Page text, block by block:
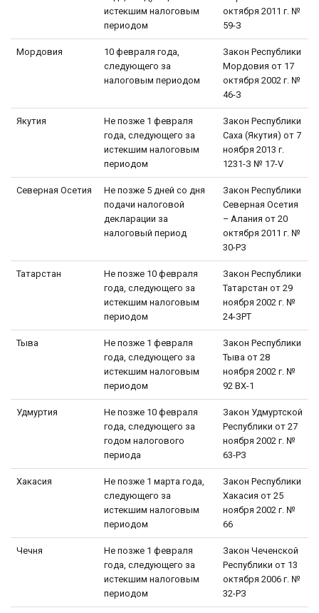
истекшим налоговым
периодом
октября 2011 г. №
59-З
Мордовия
10 февраля года,
следующего за
налоговым периодом
Закон Республики
Мордовия от 17
октября 2002 г. №
46-З
Якутия
Не позже 1 февраля
года, следующего за
истекшим налоговым
периодом
Закон Республики
Саха (Якутия) от 7
ноября 2013 г.
1231-З № 17-V
Северная Осетия
Не позже 5 дней со дня
подачи налоговой
декларации за
налоговый период
Закон Республики
Северная Осетия
– Алания от 20
октября 2011 г. №
30-РЗ
Татарстан
Не позже 10 февраля
года, следующего за
истекшим налоговым
периодом
Закон Республики
Татарстан от 29
ноября 2002 г. №
24-ЗРТ
Тыва
Не позже 1 февраля
года, следующего за
истекшим налоговым
периодом
Закон Республики
Тыва от 28
ноября 2002 г. №
92 ВХ-1
Удмуртия
Не позже 10 февраля
года, следующего за
годом налогового
периода
Закон Удмуртской
Республики от 27
ноября 2002 г. №
63-РЗ
Хакасия
Не позже 1 марта года,
следующего за
истекшим налоговым
периодом
Закон Республики
Хакасия от 25
ноября 2002 г. №
66
Чечня
Не позже 1 февраля
года, следующего за
истекшим налоговым
периодом
Закон Чеченской
Республики от 13
октября 2006 г. №
32-РЗ